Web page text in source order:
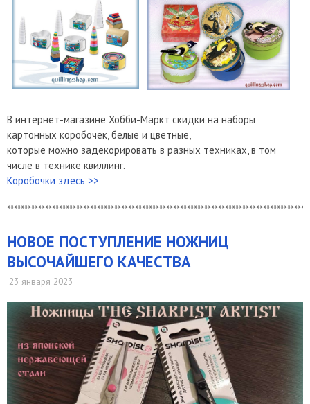
В интернет-магазине Хобби-Маркт скидки на наборы
картонных коробочек, белые и цветные,
которые можно задекорировать в разных техниках, в том
числе в технике квиллинг.
Коробочки здесь >>
НОВОЕ ПОСТУПЛЕНИЕ НОЖНИЦ
ВЫСОЧАЙШЕГО КАЧЕСТВА
23 января 2023